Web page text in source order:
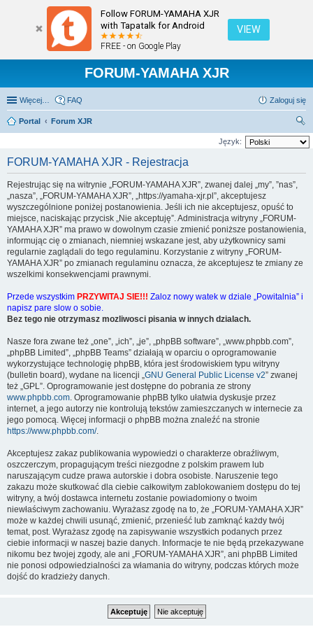
Follow FORUM-YAMAHA XJR
with Tapatalk for Android
FREE - on Google Play
VIEW
FORUM-YAMAHA XJR
Więcej… FAQ Zaloguj się
Portal
Forum XJR
zu
Język:
FORUM-YAMAHA XJR - Rejestracja
Rejestrując się na witrynie „FORUM-YAMAHA XJR”, zwanej dalej „my”, ”nas”,
„nasza”, „FORUM-YAMAHA XJR”, „https://yamaha-xjr.pl”, akceptujesz
wyszczególnione poniżej postanowienia. Jeśli ich nie akceptujesz, opuść to
miejsce, naciskając przycisk „Nie akceptuję”. Administracja witryny „FORUM-
YAMAHA XJR” ma prawo w dowolnym czasie zmienić poniższe postanowienia,
informując cię o zmianach, niemniej wskazane jest, aby użytkownicy sami
regularnie zaglądali do tego regulaminu. Korzystanie z witryny „FORUM-
YAMAHA XJR” po zmianach regulaminu oznacza, że akceptujesz te zmiany ze
wszelkimi konsekwencjami prawnymi.
Przede wszystkim PRZYWITAJ SIE!!! Zaloz nowy watek w dziale „Powitalnia” i
napisz pare slow o sobie.
Bez tego nie otrzymasz mozliwosci pisania w innych dzialach.
Nasze fora zwane też „one”, „ich”, „je”, „phpBB software”, „www.phpbb.com”,
„phpBB Limited”, „phpBB Teams” działają w oparciu o oprogramowanie
wykorzystujące technologię phpBB, która jest środowiskiem typu witryny
(bulletin board), wydane na licencji „GNU General Public License v2” zwanej
też „GPL”. Oprogramowanie jest dostępne do pobrania ze strony
www.phpbb.com. Oprogramowanie phpBB tylko ułatwia dyskusje przez
internet, a jego autorzy nie kontrolują tekstów zamieszczanych w internecie za
jego pomocą. Więcej informacji o phpBB można znaleźć na stronie
https://www.phpbb.com/.
Akceptujesz zakaz publikowania wypowiedzi o charakterze obraźliwym,
oszczerczym, propagującym treści niezgodne z polskim prawem lub
naruszającym cudze prawa autorskie i dobra osobiste. Naruszenie tego
zakazu może skutkować dla ciebie całkowitym zablokowaniem dostępu do tej
witryny, a twój dostawca internetu zostanie powiadomiony o twoim
niewłaściwym zachowaniu. Wyrażasz zgodę na to, że „FORUM-YAMAHA XJR”
może w każdej chwili usunąć, zmienić, przenieść lub zamknąć każdy twój
temat, post. Wyrażasz zgodę na zapisywanie wszystkich podanych przez
ciebie informacji w naszej bazie danych. Informacje te nie będą przekazywane
nikomu bez twojej zgody, ale ani „FORUM-YAMAHA XJR”, ani phpBB Limited
nie ponosi odpowiedzialności za włamania do witryny, podczas których może
dojść do kradzieży danych.